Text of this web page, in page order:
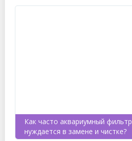
Как часто аквариумный фильтр
нуждается в замене и чистке?